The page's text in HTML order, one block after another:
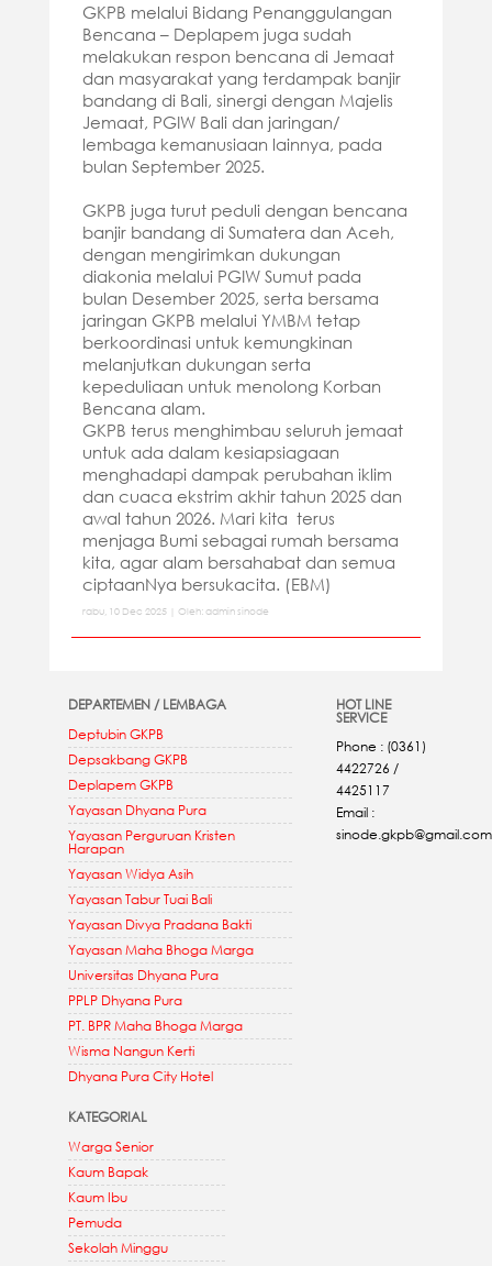
GKPB melalui Bidang Penanggulangan
Bencana – Deplapem juga sudah
melakukan respon bencana di Jemaat
dan masyarakat yang terdampak banjir
bandang di Bali, sinergi dengan Majelis
Jemaat, PGIW Bali dan jaringan/
lembaga kemanusiaan lainnya, pada
bulan September 2025.
GKPB juga turut peduli dengan bencana
banjir bandang di Sumatera dan Aceh,
dengan mengirimkan dukungan
diakonia melalui PGIW Sumut pada
bulan Desember 2025, serta bersama
jaringan GKPB melalui YMBM tetap
berkoordinasi untuk kemungkinan
melanjutkan dukungan serta
kepeduliaan untuk menolong Korban
Bencana alam.
GKPB terus menghimbau seluruh jemaat
untuk ada dalam kesiapsiagaan
menghadapi dampak perubahan iklim
dan cuaca ekstrim akhir tahun 2025 dan
awal tahun 2026. Mari kita terus
menjaga Bumi sebagai rumah bersama
kita, agar alam bersahabat dan semua
ciptaanNya bersukacita. (EBM)
rabu, 10 Dec 2025 | Oleh: admin sinode
DEPARTEMEN / LEMBAGA
Deptubin GKPB
Depsakbang GKPB
Deplapem GKPB
Yayasan Dhyana Pura
Yayasan Perguruan Kristen
Harapan
Yayasan Widya Asih
Yayasan Tabur Tuai Bali
Yayasan Divya Pradana Bakti
Yayasan Maha Bhoga Marga
Universitas Dhyana Pura
PPLP Dhyana Pura
PT. BPR Maha Bhoga Marga
Wisma Nangun Kerti
Dhyana Pura City Hotel
KATEGORIAL
Warga Senior
Kaum Bapak
Kaum Ibu
Pemuda
Sekolah Minggu
HOT LINE
SERVICE
Phone : (0361)
4422726 /
4425117
Email :
sinode.gkpb@gmail.com